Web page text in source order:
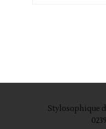
Stylosophique